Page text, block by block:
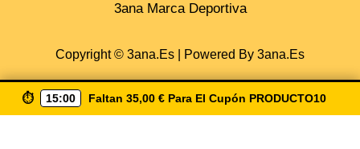
3ana Marca Deportiva
Copyright © 3ana.es | Powered By 3ana.es
⏱️ 15:00 Faltan 35,00 € Para El Cupón PRODUCTO10